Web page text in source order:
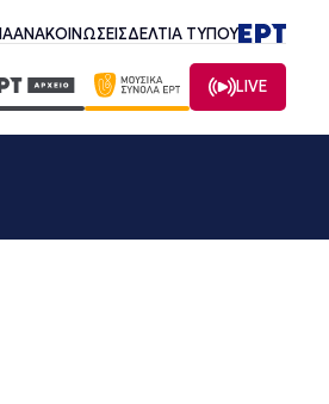
ΑΝΑΚΟΙΝΩΣΕΙΣΔΕΛΤΙΑ ΤΥΠΟΥ
LIVE